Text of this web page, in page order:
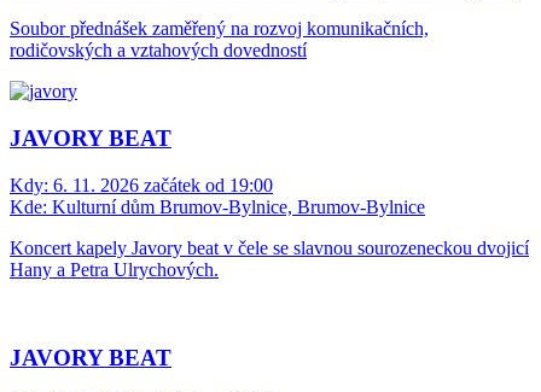
Soubor přednášek zaměřený na rozvoj komunikačních,
rodičovských a vztahových dovedností
JAVORY BEAT
Kdy: 6. 11. 2026 začátek od 19:00
Kde: Kulturní dům Brumov-Bylnice, Brumov-Bylnice
Koncert kapely Javory beat v čele se slavnou sourozeneckou dvojicí
Hany a Petra Ulrychových.
JAVORY BEAT